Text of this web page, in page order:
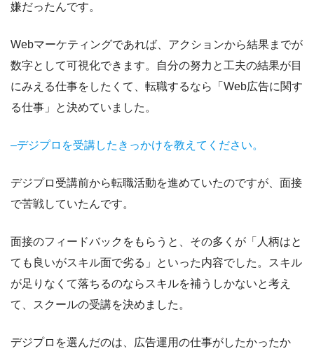
嫌だったんです。
Webマーケティングであれば、アクションから結果までが
数字として可視化できます。自分の努力と工夫の結果が目
にみえる仕事をしたくて、転職するなら「Web広告に関す
る仕事」と決めていました。
–デジプロを受講したきっかけを教えてください。
デジプロ受講前から転職活動を進めていたのですが、面接
で苦戦していたんです。
面接のフィードバックをもらうと、その多くが「人柄はと
ても良いがスキル面で劣る」といった内容でした。スキル
が足りなくて落ちるのならスキルを補うしかないと考え
て、スクールの受講を決めました。
デジプロを選んだのは、広告運用の仕事がしたかったか